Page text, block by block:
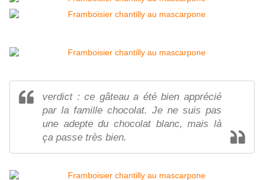
verdict : ce gâteau a été bien apprécié
par la famille chocolat. Je ne suis pas
une adepte du chocolat blanc, mais là
ça passe très bien.